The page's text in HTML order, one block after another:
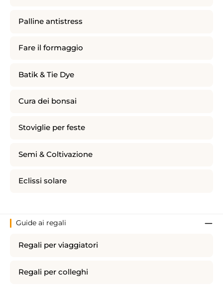
Palline antistress
Fare il formaggio
Batik & Tie Dye
Cura dei bonsai
Stoviglie per feste
Semi & Coltivazione
Eclissi solare
Guide ai regali
Regali per viaggiatori
Regali per colleghi